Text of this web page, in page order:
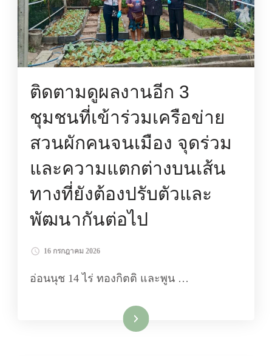
ติดตามดูผลงานอีก 3
ชุมชนที่เข้าร่วมเครือข่าย
สวนผักคนจนเมือง จุดร่วม
และความแตกต่างบนเส้น
ทางที่ยังต้องปรับตัวและ
พัฒนากันต่อไป
16 กรกฎาคม 2026
อ่อนนุช 14 ไร่ ทองกิตติ และพูน …
อ่านเพิ่มเติม